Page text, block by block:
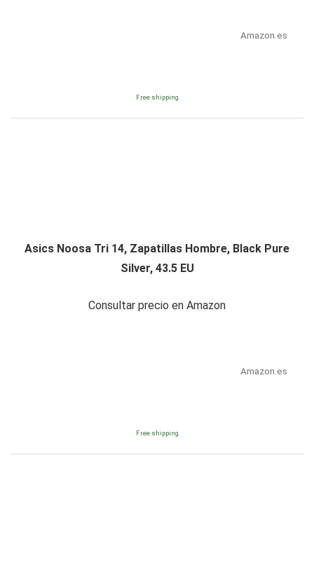
Amazon.es
Free shipping
Asics Noosa Tri 14, Zapatillas Hombre, Black Pure
Silver, 43.5 EU
Consultar precio en Amazon
Amazon.es
Free shipping